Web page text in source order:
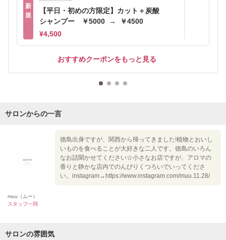
新
規
【平日・初めの方限定】カット＋炭酸
シャンプー ￥5000 → ￥4500
¥4,500
おすすめクーポンをもっと見る
サロンからの一言
muu（ムー）
スタッフ一同
徳島出身ですが、関西から帰ってきました!植物とおいし
いものを食べることが大好きな二人です。徳島のいろん
なお話聞かせてください☆小さなお店ですが、アロマの
香りと静かな店内でのんびりくつろいでいってくださ
い。instagram→https://www.instagram.com/muu.11.28/
サロンの雰囲気